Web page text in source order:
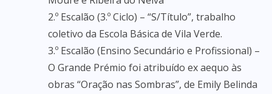
2.º Escalão (3.º Ciclo) – “S/Título”, trabalho
coletivo da Escola Básica de Vila Verde.
3.º Escalão (Ensino Secundário e Profissional) –
O Grande Prémio foi atribuído ex aequo às
obras “Oração nas Sombras”, de Emily Belinda